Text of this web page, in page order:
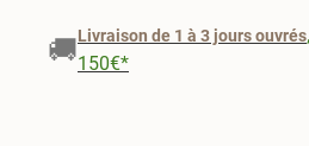
🚚Livraison de 1 à 3 jours ouvrés
150€*